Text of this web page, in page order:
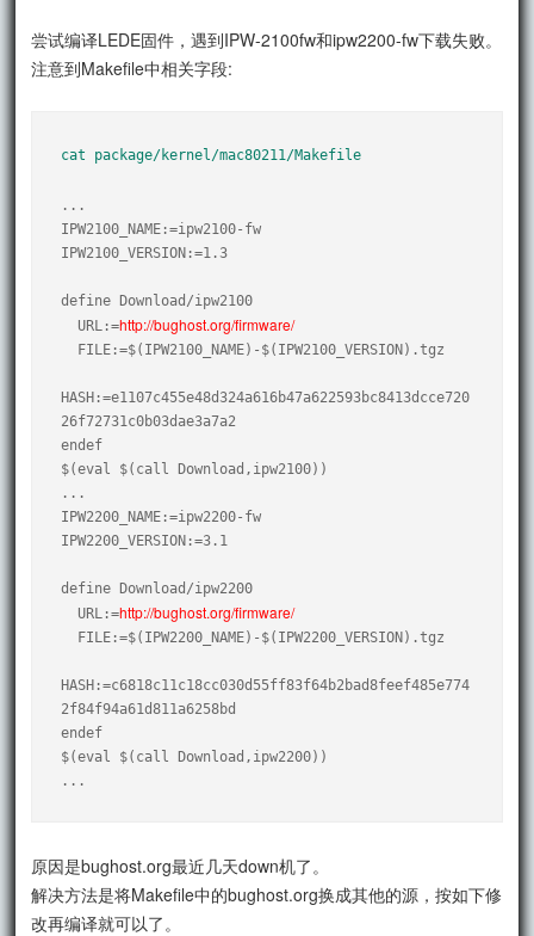
尝试编译LEDE固件，遇到IPW-2100fw和ipw2200-fw下载失败。
注意到Makefile中相关字段:
cat package/kernel/mac80211/Makefile
...
IPW2100_NAME:=ipw2100-fw
IPW2100_VERSION:=1.3
define Download/ipw2100
  URL:=
http://bughost.org/firmware/
HASH:=e1107c455e48d324a616b47a622593bc8413dcce720
26f72731c0b03dae3a7a2
endef
$(eval $(call Download,ipw2100))
...
IPW2200_NAME:=ipw2200-fw
IPW2200_VERSION:=3.1
define Download/ipw2200
  URL:=
http://bughost.org/firmware/
HASH:=c6818c11c18cc030d55ff83f64b2bad8feef485e774
2f84f94a61d811a6258bd
endef
$(eval $(call Download,ipw2200))
...
原因是bughost.org最近几天down机了。
解决方法是将Makefile中的bughost.org换成其他的源，按如下修
改再编译就可以了。